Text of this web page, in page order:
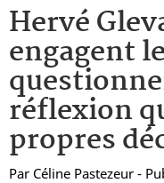
Hervé
engagent
réflexion
propres
Par Céline Pastezeur -